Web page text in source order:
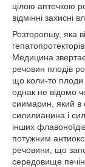
цілою аптечкою
відмінні захисні
Розторопшу, яка
Медицина
речовин плодів
що коли-то плоди
однак не відомо
сиимарин, який в
силилианина і
інших
потужним
речовини, що
середовище